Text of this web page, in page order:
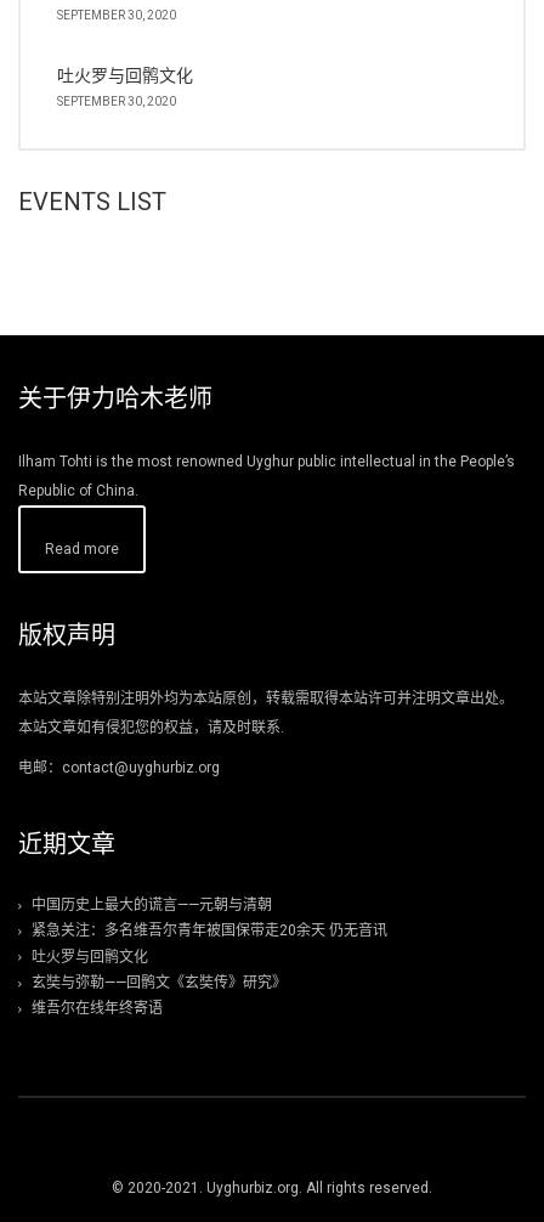
SEPTEMBER 30, 2020
吐火罗与回鹘文化
SEPTEMBER 30, 2020
EVENTS LIST
关于伊力哈木老师
Ilham Tohti is the most renowned Uyghur public intellectual in the People’s
Republic of China.
Read more
版权声明
本站文章除特别注明外均为本站原创，转载需取得本站许可并注明文章出处。
本站文章如有侵犯您的权益，请及时联系.
电邮：contact@uyghurbiz.org
近期文章
中国历史上最大的谎言——元朝与清朝
紧急关注：多名维吾尔青年被国保带走20余天 仍无音讯
吐火罗与回鹘文化
玄奘与弥勒——回鹘文《玄奘传》研究》
维吾尔在线年终寄语
© 2020-2021. Uyghurbiz.org. All rights reserved.